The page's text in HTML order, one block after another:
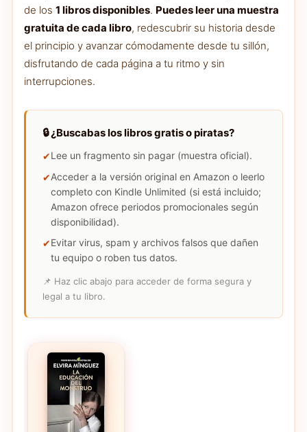
de los 1 libros disponibles. Puedes leer una muestra
gratuita de cada libro, redescubrir su historia desde
el principio y avanzar cómodamente desde tu sillón,
disfrutando de cada página a tu ritmo y sin
interrupciones.
🔒 ¿Buscabas los libros gratis o piratas?
Lee un fragmento sin pagar (muestra oficial).
Acceder a la versión original en Amazon o leerlo
completo con Kindle Unlimited (si está incluido;
Amazon ofrece periodos promocionales según
disponibilidad).
Evitar virus, spam y archivos falsos que dañen
tu equipo o roben tus datos.
📌 Haz clic abajo para acceder de forma segura y
legal a tu libro.